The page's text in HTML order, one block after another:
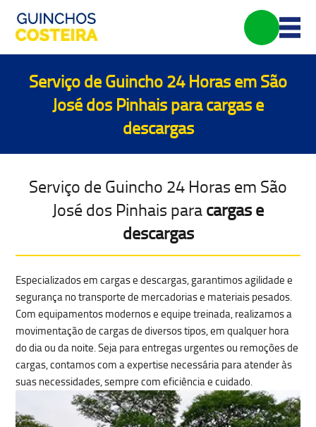
Serviço de Guincho 24 Horas em São
José dos Pinhais paracargas e
descargas
Serviço de Guincho 24 Horas em São
José dos Pinhais paracargas e
descargas
Especializados em cargas e descargas, garantimos agilidade e
segurança notransporte de mercadorias e materiais pesados.
Com equipamentos modernos e equipe treinada, realizamos a
movimentação de cargas de diversos tipos, em qualquer hora
do dia ou da noite. Seja para entregas urgentes ou remoções de
cargas, contamos com a expertise necessária para atender às
suas necessidades, sempre com eficiência e cuidado.